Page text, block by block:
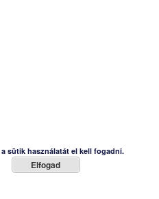
sütik használatát el kell fogadni.
Elfogad